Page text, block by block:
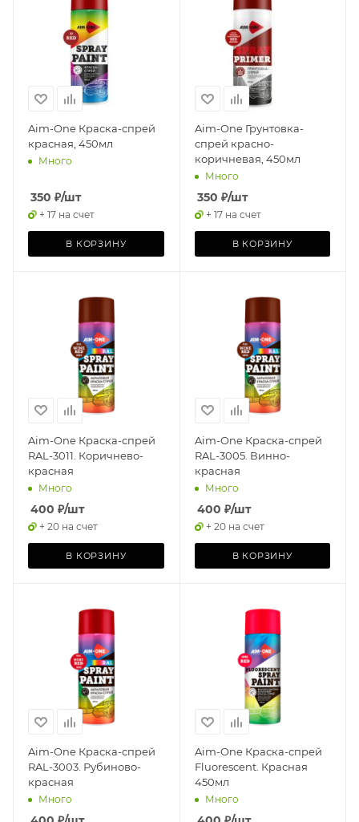
Aim-One Краска-спрей
красная, 450мл
Много
350 ₽/шт
+ 17 на счет
В КОРЗИНУ
Aim-One Грунтовка-
спрей красно-
коричневая, 450мл
Много
350 ₽/шт
+ 17 на счет
В КОРЗИНУ
Aim-One Краска-спрей
RAL-3011. Коричнево-
красная
Много
400 ₽/шт
+ 20 на счет
В КОРЗИНУ
Aim-One Краска-спрей
RAL-3005. Винно-
красная
Много
400 ₽/шт
+ 20 на счет
В КОРЗИНУ
Aim-One Краска-спрей
RAL-3003. Рубиново-
красная
Много
Aim-One Краска-спрей
Fluorescent. Красная
450мл
Много